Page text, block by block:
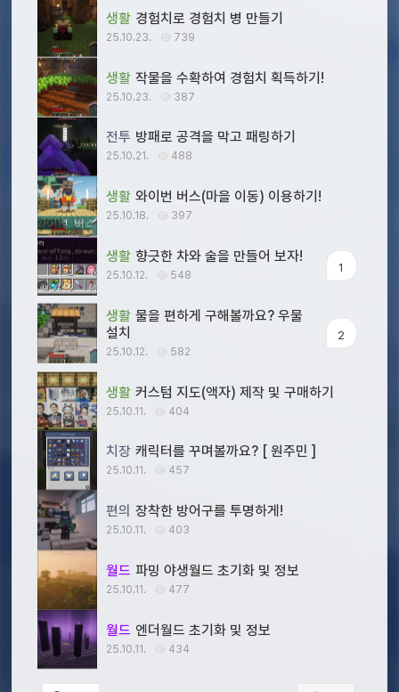
생활 경험치로 경험치 병 만들기
25.10.23. 739
생활 작물을 수확하여 경험치 획득하기!
25.10.23. 387
전투 방패로 공격을 막고 패링하기
25.10.21. 488
생활 와이번 버스(마을 이동) 이용하기!
25.10.18. 397
생활 향긋한 차와 술을 만들어 보자!
25.10.12. 548
1
생활 물을 편하게 구해볼까요? 우물
설치
25.10.12. 582
2
생활 커스텀 지도(액자) 제작 및 구매하기
25.10.11. 404
치장 캐릭터를 꾸며볼까요? [ 원주민 ]
25.10.11. 457
편의 장착한 방어구를 투명하게!
25.10.11. 403
월드 파밍 야생월드 초기화 및 정보
25.10.11. 477
월드 엔더월드 초기화 및 정보
25.10.11. 434